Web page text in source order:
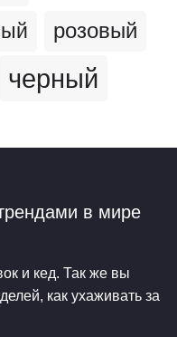
розовый
черный
в мире
и кед. Так же вы
как ухаживать за